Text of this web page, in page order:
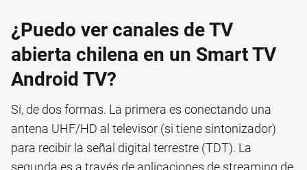
¿Puedo ver canales de TV
abierta chilena en un Smart TV
Android TV?
Sí, de dos formas. La primera es conectando una
antena UHF/HD al televisor (si tiene sintonizador)
para recibir la señal digital terrestre (TDT). La
segunda es a través de aplicaciones de streaming de